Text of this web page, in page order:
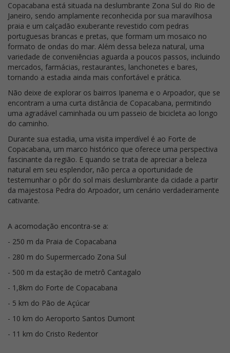
Copacabana está situada na deslumbrante Zona Sul do Rio de
Janeiro, sendo amplamente reconhecida por sua maravilhosa
praia e um calçadão exuberante revestido com pedras
portuguesas brancas e pretas, que formam um mosaico no
formato de ondas do mar. Além dessa beleza natural, uma
variedade de conveniências aguarda a poucos passos, incluindo
mercados, farmácias, restaurantes, lanchonetes e bares,
tornando a estadia ainda mais confortável e prática.
Não deixe de explorar os bairros Ipanema e o Arpoador, que se
encontram a uma curta distância de Copacabana, permitindo
uma agradável caminhada ou um passeio de bicicleta ao longo
do caminho.
Durante sua estadia, uma visita imperdível é ao Forte de
Copacabana, um marco histórico que oferece uma perspectiva
fascinante da região. E quando se trata de apreciar a beleza
natural em seu esplendor, não perca a oportunidade de
testemunhar o pôr do sol mais deslumbrante da cidade a partir
da majestosa Pedra do Arpoador, um cenário verdadeiramente
cativante.
A acomodação encontra-se a:
- 250 m da Praia de Copacabana
- 280 m do Supermercado Zona Sul
- 500 m da estação de metrô Cantagalo
- 1,8km do Forte de Copacabana
- 5 km do Pão de Açúcar
- 10 km do Aeroporto Santos Dumont
- 11 km do Cristo Redentor